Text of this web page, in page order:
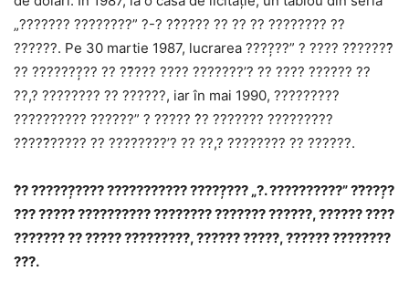
„??????? ????????” ?-? ??̂???? ?? ?? ?? ???????? ??
??????. Pe 30 martie 1987, lucrarea ????̦??” ? ???? ??̂?????̆
?? ???????̦?? ?? ??̆??? ???? ???????’? ?? ???? ?????? ??
??,? ???????? ?? ??????, iar în mai 1990, ?????????
?????????? ??????” ? ????? ?̂? ??????? ?????????
??̂???̆????? ?? ????????’? ?? ??,? ???????? ?? ??????.
?̂? ??????̦???? ??????????? ?????̦??? „?. ??????????” ??̆???̦?
??? ????? ?????????? ???????? ??????? ??????, ?????? ????
??????? ?? ????? ?????????, ?????? ?????, ?????? ????????
???.